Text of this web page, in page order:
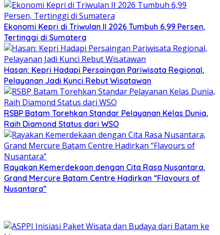
Ekonomi Kepri di Triwulan II 2026 Tumbuh 6,99 Persen,
Tertinggi di Sumatera
Hasan: Kepri Hadapi Persaingan Pariwisata Regional,
Pelayanan Jadi Kunci Rebut Wisatawan
RSBP Batam Torehkan Standar Pelayanan Kelas Dunia,
Raih Diamond Status dari WSO
Rayakan Kemerdekaan dengan Cita Rasa Nusantara,
Grand Mercure Batam Centre Hadirkan “Flavours of
Nusantara”